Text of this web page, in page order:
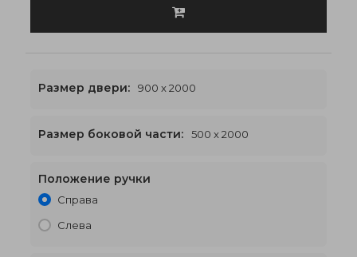
1900 x 2000€578
Размер двери: 900 x 2000
Размер боковой части: 500 x 2000
Положение ручки
Справа
Слева